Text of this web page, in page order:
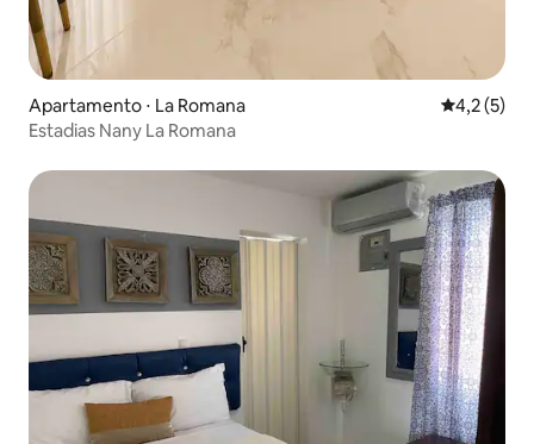
Apartamento ⋅ La Romana 4,2 de
4,2 (5)
Estadias Nany La Romana